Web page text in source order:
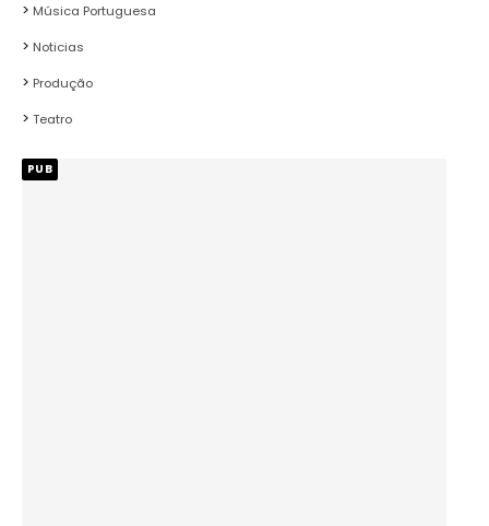
Música Portuguesa
Noticias
Produção
Teatro
PUB